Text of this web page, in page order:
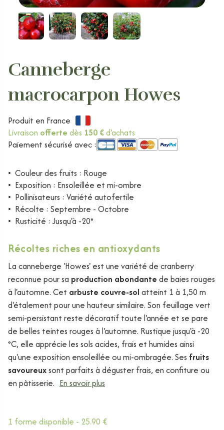
Canneberge
macrocarpon Howes
Produit en France
Livraison offerte dès 150 €d'achats
Paiement sécurisé avec :
• Couleur des fruits : Rouge
• Exposition : Ensoleillée et mi-ombre
• Pollinisateurs : Variété autofertile
• Récolte : Septembre - Octobre
• Rusticité : Jusqu'à -20°
Récoltes riches en antioxydants
La canneberge 'Howes' est une variété de cranberry
reconnue pour sa production abondante de baies rouges
à l'automne. Cet arbuste couvre-sol atteint 1 à 1,50 m
d'étalement pour une hauteur similaire. Son feuillage vert
semi-persistant reste décoratif toute l'année et se pare
de belles teintes rouges à l'automne. Rustique jusqu'à -20
°C, elle apprécie les sols acides, frais et humides ainsi
qu'une exposition ensoleillée ou mi-ombragée. Ses fruits
savoureuxsont parfaits à déguster frais, en confiture ou
en pâtisserie. En savoir plus
1 forme disponible - 25.90 €